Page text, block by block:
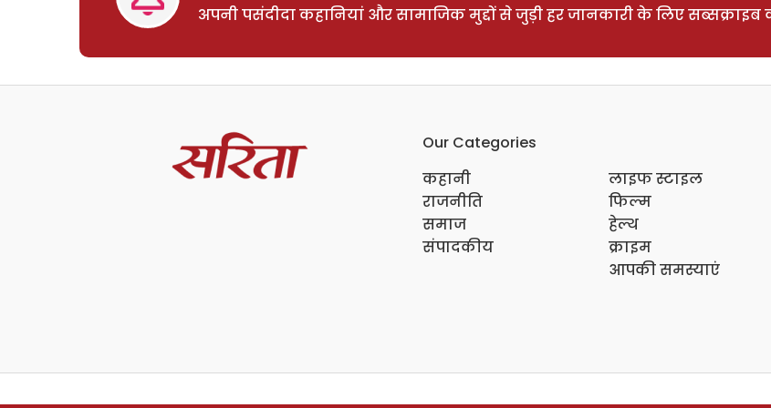
अपनी पसंदीदा कहानियां और सामाजिक मुद्दों से जुड़ी हर जानकारी के लिए सब्सक्राइब
Our Categories
कहानी
राजनीति
समाज
संपादकीय
लाइफ स्टाइल
फिल्म
हेल्थ
क्राइम
आपकी समस्याएं